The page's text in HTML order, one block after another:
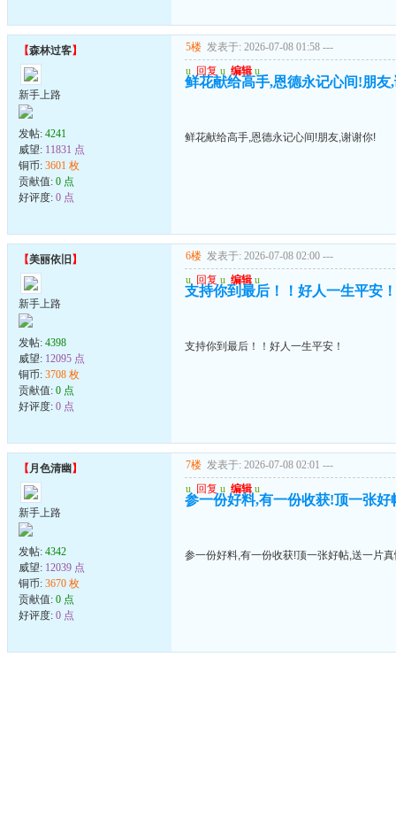
【森林过客】
新手上路
发帖: 4241
威望: 11831 点
铜币: 3601 枚
贡献值: 0 点
好评度: 0 点
5楼 发表于: 2026-07-08 01:58 ---
u 回复 u 编辑 u
鲜花献给高手,恩德永记心间!朋友
鲜花献给高手,恩德永记心间!朋友,谢谢你!
【美丽依旧 】
新手上路
发帖: 4398
威望: 12095 点
铜币: 3708 枚
贡献值: 0 点
好评度: 0 点
6楼 发表于: 2026-07-08 02:00 ---
u 回复 u 编辑 u
支持你到最后！！好人一生平安！
支持你到最后！！好人一生平安！
【月色清幽 】
新手上路
发帖: 4342
威望: 12039 点
铜币: 3670 枚
贡献值: 0 点
好评度: 0 点
7楼 发表于: 2026-07-08 02:01 ---
u 回复 u 编辑 u
参一份好料,有一份收获!顶一张
参一份好料,有一份收获!顶一张好帖,送一片